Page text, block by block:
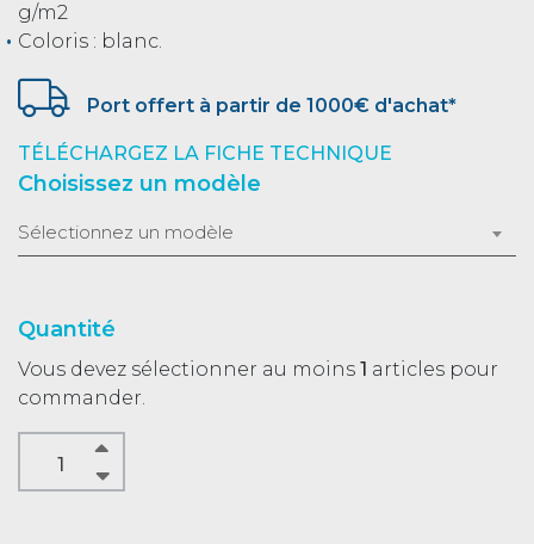
g/m2
Coloris : blanc.
Port offert à partir de 1000€ d'achat*
TÉLÉCHARGEZ LA FICHE TECHNIQUE
Choisissez un modèle
Sélectionnez un modèle
Quantité
Vous devez sélectionner au moins 1 articles pour
commander.